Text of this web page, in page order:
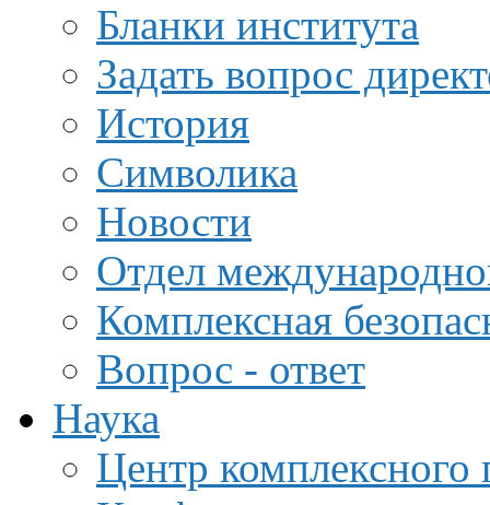
Бланки института
Задать вопрос
История
Символика
Новости
Отдел
Комплексная
Вопрос - ответ
Наука
Центр